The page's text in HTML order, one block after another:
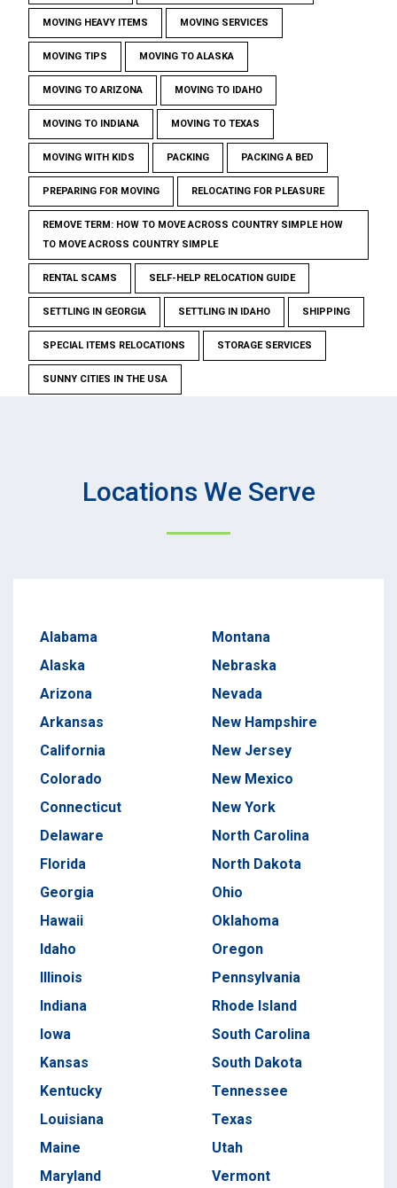
MOVING HEAVY ITEMS MOVING SERVICES
MOVING TIPS MOVING TO ALASKA
MOVING TO ARIZONA MOVING TO IDAHO
MOVING TO INDIANA MOVING TO TEXAS
MOVING WITH KIDS PACKING PACKING A BED
PREPARING FOR MOVING RELOCATING FOR PLEASURE
REMOVE TERM: HOW TO MOVE ACROSS COUNTRY SIMPLE HOW
TO MOVE ACROSS COUNTRY SIMPLE
RENTAL SCAMS SELF-HELP RELOCATION GUIDE
SETTLING IN GEORGIA SETTLING IN IDAHO SHIPPING
SPECIAL ITEMS RELOCATIONS STORAGE SERVICES
SUNNY CITIES IN THE USA
Locations We Serve
Alabama
Alaska
Arizona
Arkansas
California
Colorado
Connecticut
Delaware
Florida
Georgia
Hawaii
Idaho
Illinois
Indiana
Iowa
Kansas
Kentucky
Louisiana
Maine
Maryland
Montana
Nebraska
Nevada
New Hampshire
New Jersey
New Mexico
New York
North Carolina
North Dakota
Ohio
Oklahoma
Oregon
Pennsylvania
Rhode Island
South Carolina
South Dakota
Tennessee
Texas
Utah
Vermont